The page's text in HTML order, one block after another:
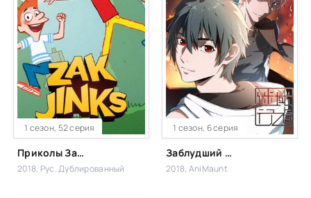
1 сезон, 52 серия
Приколы Зака
2018, Рус. Дублированный
1 сезон, 6 серия
Заблудший путник
2018, AniMaunt